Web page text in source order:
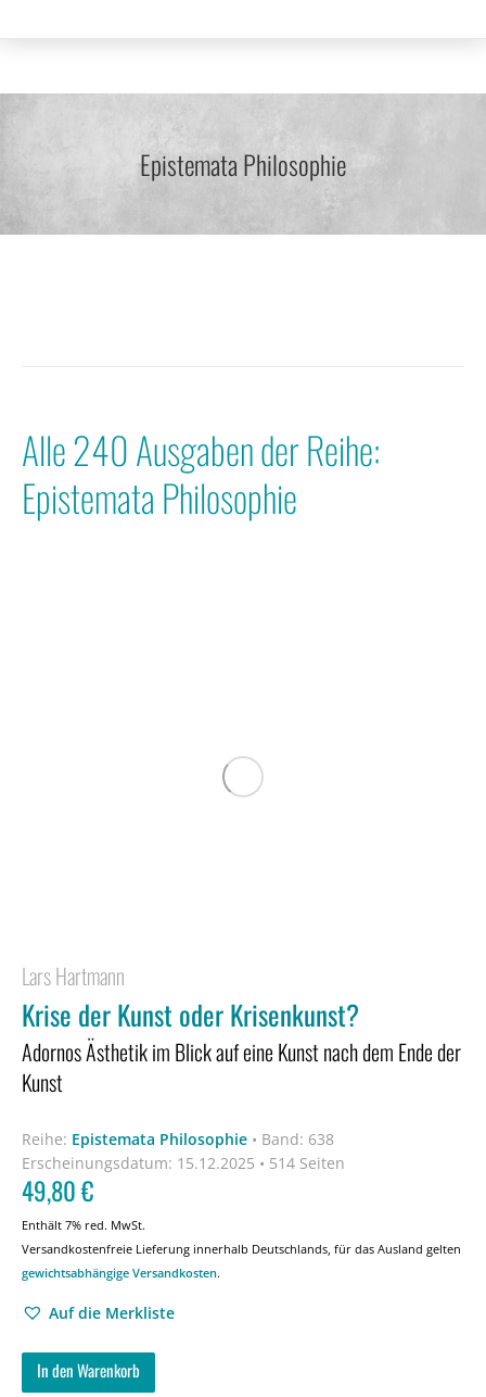
Epistemata Philosophie
Alle 240 Ausgaben der Reihe:
Epistemata Philosophie
Lars Hartmann
Krise der Kunst oder Krisenkunst?
Adornos Ästhetik im Blick auf eine Kunst nach dem Ende der
Kunst
Reihe: Epistemata Philosophie • Band: 638
Erscheinungsdatum: 15.12.2025 • 514 Seiten
49,80€
Enthält 7% red. MwSt.
Versandkostenfreie Lieferung innerhalb Deutschlands, für das Ausland gelten
gewichtsabhängige Versandkosten.
Auf die Merkliste
In den Warenkorb